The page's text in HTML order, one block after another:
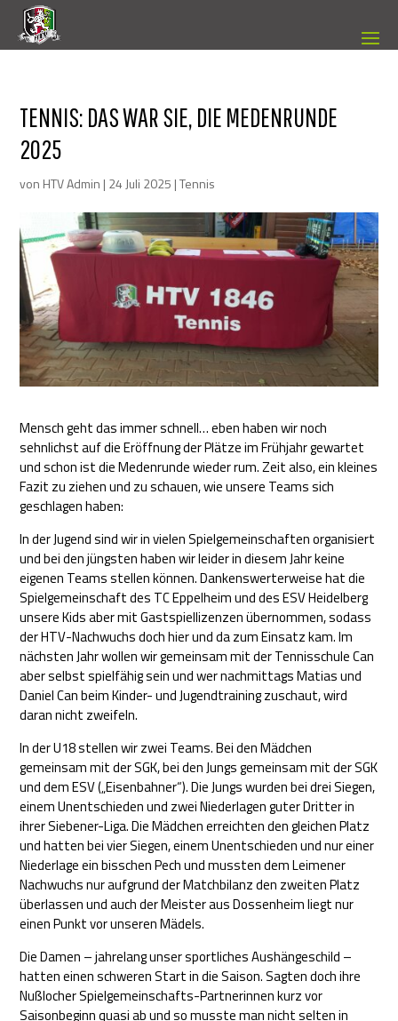
TENNIS: DAS WAR SIE, DIE MEDENRUNDE
2025
von HTV Admin | 24 Juli 2025 |Tennis
Mensch geht das immer schnell… eben haben wir noch
sehnlichst auf die Eröffnung der Plätze im Frühjahr gewartet
und schon ist die Medenrunde wieder rum. Zeit also, ein kleines
Fazit zu ziehen und zu schauen, wie unsere Teams sich
geschlagen haben:
In der Jugend sind wir in vielen Spielgemeinschaften organisiert
und bei den jüngsten haben wir leider in diesem Jahr keine
eigenen Teams stellen können. Dankenswerterweise hat die
Spielgemeinschaft des TC Eppelheim und des ESV Heidelberg
unsere Kids aber mit Gastspiellizenzen übernommen, sodass
der HTV-Nachwuchs doch hier und da zum Einsatz kam. Im
nächsten Jahr wollen wir gemeinsam mit der Tennisschule Can
aber selbst spielfähig sein und wer nachmittags Matias und
Daniel Can beim Kinder- und Jugendtraining zuschaut, wird
daran nicht zweifeln.
In der U18 stellen wir zwei Teams. Bei den Mädchen
gemeinsam mit der SGK, bei den Jungs gemeinsam mit der SGK
und dem ESV („Eisenbahner“). Die Jungs wurden bei drei Siegen,
einem Unentschieden und zwei Niederlagen guter Dritter in
ihrer Siebener-Liga. Die Mädchen erreichten den gleichen Platz
und hatten bei vier Siegen, einem Unentschieden und nur einer
Niederlage ein bisschen Pech und mussten dem Leimener
Nachwuchs nur aufgrund der Matchbilanz den zweiten Platz
überlassen und auch der Meister aus Dossenheim liegt nur
einen Punkt vor unseren Mädels.
Die Damen – jahrelang unser sportliches Aushängeschild –
hatten einen schweren Start in die Saison. Sagten doch ihre
Nußlocher Spielgemeinschafts-Partnerinnen kurz vor
Saisonbeginn quasi ab und so musste man nicht selten in